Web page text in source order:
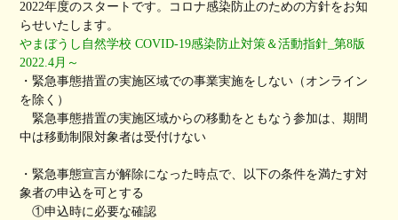
2022年度のスタートです。コロナ感染防止のための方針をお知
らせいたします。
やまぼうし自然学校 COVID-19感染防止対策＆活動指針_第8版
2022.4月～
・緊急事態措置の実施区域での事業実施をしない（オンライン
を除く）
緊急事態措置の実施区域からの移動をともなう参加は、期間
中は移動制限対象者は受付けない
・緊急事態宣言が解除になった時点で、以下の条件を満たす対
象者の申込を可とする
①申込時に必要な確認